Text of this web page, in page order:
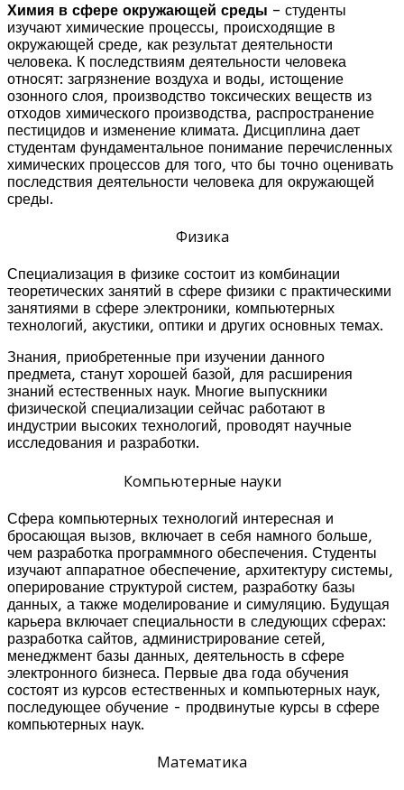
Химия в сфере окружающей среды – студенты
изучают химические процессы, происходящие в
окружающей среде, как результат деятельности
человека. К последствиям деятельности человека
относят: загрязнение воздуха и воды, истощение
озонного слоя, производство токсических веществ из
отходов химического производства, распространение
пестицидов и изменение климата. Дисциплина дает
студентам фундаментальное понимание перечисленных
химических процессов для того, что бы точно оценивать
последствия деятельности человека для окружающей
среды.
Физика
Специализация в физике состоит из комбинации
теоретических занятий в сфере физики с практическими
занятиями в сфере электроники, компьютерных
технологий, акустики, оптики и других основных темах.
Знания, приобретенные при изучении данного
предмета, станут хорошей базой, для расширения
знаний естественных наук. Многие выпускники
физической специализации сейчас работают в
индустрии высоких технологий, проводят научные
исследования и разработки.
Компьютерные науки
Сфера компьютерных технологий интересная и
бросающая вызов, включает в себя намного больше,
чем разработка программного обеспечения. Студенты
изучают аппаратное обеспечение, архитектуру системы,
оперирование структурой систем, разработку базы
данных, а также моделирование и симуляцию. Будущая
карьера включает специальности в следующих сферах:
разработка сайтов, администрирование сетей,
менеджмент базы данных, деятельность в сфере
электронного бизнеса. Первые два года обучения
состоят из курсов естественных и компьютерных наук,
последующее обучение - продвинутые курсы в сфере
компьютерных наук.
Математика